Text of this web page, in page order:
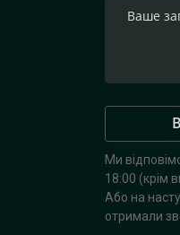
Ми
18:00 (крім
Або на
отримали